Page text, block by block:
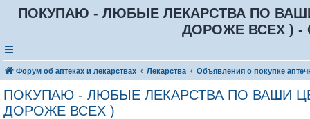
ПОКУПАЮ - ЛЮБЫЕ ЛЕКАРСТВА ПО ВАШИ
ДОРОЖЕ ВСЕХ ) -
Форум об аптеках и лекарствах Лекарства Объявления о покупке
ПОКУПАЮ - ЛЮБЫЕ ЛЕКАРСТВА ПО ВАШИ
ДОРОЖЕ ВСЕХ )